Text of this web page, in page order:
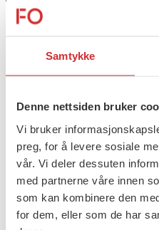
Samtykke
Denne nettsiden bruker
Vi bruker
preg, for å levere sosiale
vår. Vi deler dessuten
med partnerne våre innen
som kan kombinere den
for dem, eller som de har
Er
Møt